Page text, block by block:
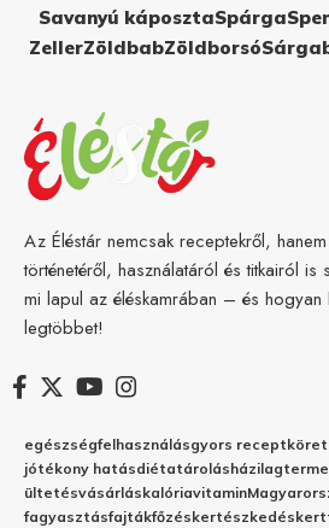
Savanyú káposztaSpárga
ZellerZöldbabZöldborsó
Az Éléstár nemcsak receptekről,
történetéről, használatáról és titkairól
mi lapul az éléskamrában – és
legtöbbet!
egészségfelhasználásgyors receptköret
jótékony hatásdiétatárolásházilag
ültetésvásárláskalóriavitamin
fagyasztásfajtákfőzéskertészkedéskert